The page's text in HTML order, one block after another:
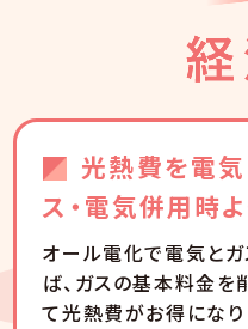
光熱費を電
ス・電気併用時よ
オール電化で電気と
ば、ガスの基本料金を
て光熱費がお得になり